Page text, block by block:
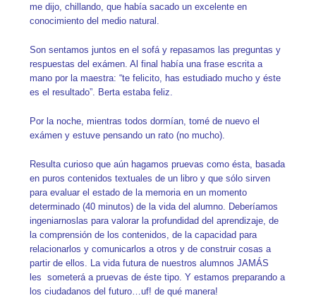
me dijo, chillando, que había sacado un excelente en
conocimiento del medio natural.
Son sentamos juntos en el sofá y repasamos las preguntas y
respuestas del exámen. Al final había una frase escrita a
mano por la maestra: “te felicito, has estudiado mucho y éste
es el resultado”. Berta estaba feliz.
Por la noche, mientras todos dormían, tomé de nuevo el
exámen y estuve pensando un rato (no mucho).
Resulta curioso que aún hagamos pruevas como ésta, basada
en puros contenidos textuales de un libro y que sólo sirven
para evaluar el estado de la memoria en un momento
determinado (40 minutos) de la vida del alumno. Deberíamos
ingeniarnoslas para valorar la profundidad del aprendizaje, de
la comprensión de los contenidos, de la capacidad para
relacionarlos y comunicarlos a otros y de construir cosas a
partir de ellos. La vida futura de nuestros alumnos JAMÁS
les someterá a pruevas de éste tipo. Y estamos preparando a
los ciudadanos del futuro…uf! de qué manera!